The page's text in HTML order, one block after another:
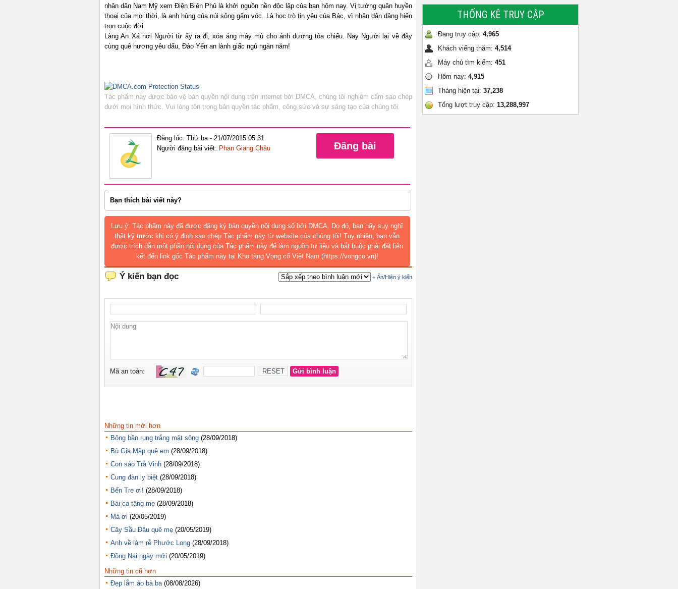
nhân dân Nam Mỹ xem Điện Biên Phủ là khởi nguồn nền độc lập của bạn hôm nay. Vị tướng quân huyền
thoại của mọi thời, là anh hùng của núi sông gấm vóc. Là học trò tin yêu của Bác, vì nhân dân dâng hiến
trọn cuộc đời.
Làng An Xá nơi Người từ ấy ra đi, xóa áng mây mù cho ánh dương tỏa chiếu. Nay Người lại về đây
cùng quê hương yêu dấu, Đảo Yến an lành giấc ngủ ngàn năm!
Tác phẩm này được bảo vệ bản quyền nội dung trên internet bởi DMCA, chúng tôi nghiêm cấm sao chép
dưới mọi hình thức. Vui lòng tôn trọng bản quyền tác phẩm, công sức và sự sáng tạo của chúng tôi.
Đăng lúc: Thứ ba - 21/07/2015 05:31
Người đăng bài viết: Phan Giang Châu Đăng bài
Bạn thích bài viết này?
Lưu ý: Tác phẩm này đã được đăng ký bản quyền nội dung số bởi DMCA. Do đó, bạn hãy suy nghĩ
thật kỹ trước khi có ý định sao chép Tác phẩm này từ website của chúng tôi! Tuy nhiên, bạn vẫn
được trích dẫn một phần nội dung của Tác phẩm này để làm nguồn tư liệu và bắt buộc phải đặt liên
kết đến link gốc Tác phẩm này tại Kho tàng Vọng cổ Việt Nam (https://vongco.vn)!
Những tin mới hơn
Bông bần rụng trắng mặt sông (28/09/2018)
Bù Gia Mập quê em (28/09/2018)
Con sáo Trà Vinh (28/09/2018)
Cung đàn ly biệt (28/09/2018)
Bến Tre ơi! (28/09/2018)
Bài ca tặng mẹ (28/09/2018)
Má ơi (20/05/2019)
Cây Sầu Đâu quê mẹ (20/05/2019)
Anh về làm rễ Phước Long (28/09/2018)
Đồng Nai ngày mới (20/05/2019)
Những tin cũ hơn
Đẹp lắm áo bà ba (08/08/2026)
THỐNG KÊ TRUY CẬP
Đang truy cập: 4,965
Khách viếng thăm: 4,514
Máy chủ tìm kiếm: 451
Hôm nay: 4,915
Tháng hiện tại: 37,238
Tổng lượt truy cập: 13,288,997